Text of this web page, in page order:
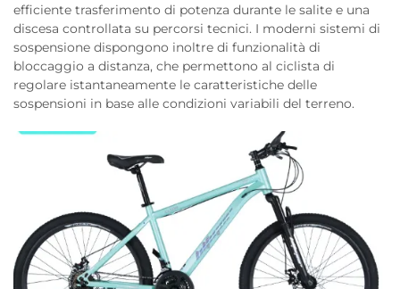
efficiente trasferimento di potenza durante le salite e una
discesa controllata su percorsi tecnici. I moderni sistemi di
sospensione dispongono inoltre di funzionalità di
bloccaggio a distanza, che permettono al ciclista di
regolare istantaneamente le caratteristiche delle
sospensioni in base alle condizioni variabili del terreno.